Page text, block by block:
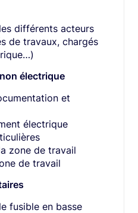
différents acteurs
de travaux, chargés
électrique
et
électrique
zone de travail
de travail
fusible en basse